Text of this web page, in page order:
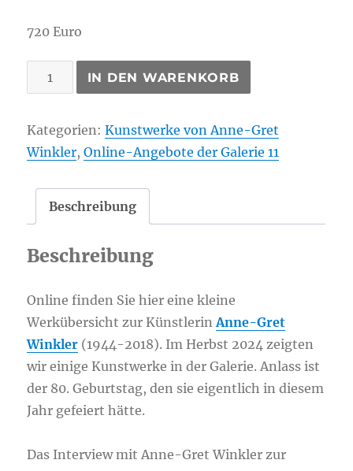
720 Euro
Winkler,
Anne-
purpurlove
Menge
IN DEN WARENKORB
Kategorien:Kunstwerke von Anne-Gret
Winkler,Online-Angebote der Galerie 11
Beschreibung
Beschreibung
Online finden Sie hier eine kleine
Werkübersicht zur KünstlerinAnne-Gret
Winkler (1944-2018). Im Herbst 2024 zeigten
wir einige Kunstwerke in der Galerie. Anlass ist
der 80. Geburtstag, den sie eigentlich in diesem
Jahr gefeiert hätte.
Das Interview mit Anne-Gret Winkler zur